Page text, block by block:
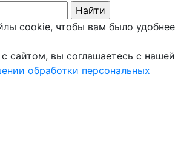
cookie, чтобы вам было удобнее
сайтом, вы соглашаетесь с нашей
обработки персональных